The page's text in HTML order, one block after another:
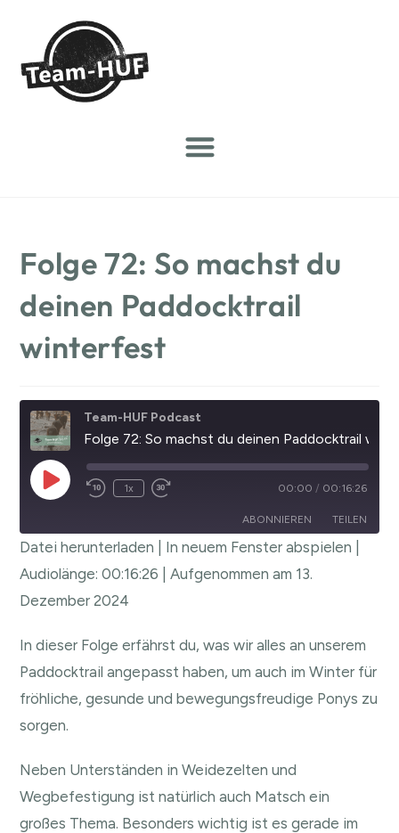
Folge 72: So machst du
deinen Paddocktrail
winterfest
Team-HUF Podcast
1x 00:00 / 00:16:26
ABONNIEREN TEILEN
RSS FEED
TEILEN
LINK
EMBED
Datei herunterladen In neuem Fenster abspielen
Audiolänge: 00:16:26 |Aufgenommen am 13.
Dezember 2024
In dieser Folge erfährst du, was wir alles an unserem
Paddocktrail angepasst haben, um auch im Winter für
fröhliche, gesunde und bewegungsfreudige Ponys zu
sorgen.
Neben Unterständen in Weidezelten und
Wegbefestigung ist natürlich auch Matsch ein
großes Thema. Besonders wichtig ist es gerade im